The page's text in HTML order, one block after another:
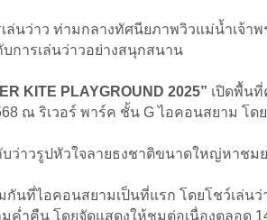
ล่นว่าว ท่ามกลางทัศนียภาพวิวแม่น้ำเจ้
การเล่นว่าวอย่างสนุกสนาน
KITE PLAYGROUND 2025” เปิดพื้นที่
ณ ริเวอร์ พาร์ค ชั้น G ไอคอนสยาม โ
บว่าวรูปหัวใจลายธงชาติขนาดใหญ่หาชม
กันที่ไอคอนสยามเป็นที่แรก โดยโชว์เล่น
ค่ำคืน โดยจัดแสดงให้ชมต่อเนื่องตลอด